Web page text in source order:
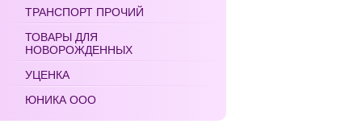
ТРАНСПОРТ ПРОЧИЙ
ТОВАРЫ ДЛЯ
НОВОРОЖДЕННЫХ
УЦЕНКА
ЮНИКА ООО